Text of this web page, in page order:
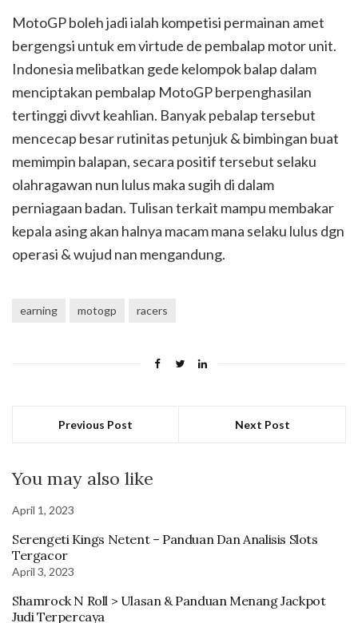
MotoGP boleh jadi ialah kompetisi permainan amet
bergengsi untuk em virtude de pembalap motor unit.
Indonesia melibatkan gede kelompok balap dalam
menciptakan pembalap MotoGP berpenghasilan
tertinggi divvt keahlian. Banyak pebalap tersebut
mencecap besar rutinitas petunjuk & bimbingan buat
memimpin balapan, secara positif tersebut selaku
olahragawan nun lulus maka sugih di dalam
perniagaan badan. Tulisan terkait mampu membakar
kepala asing akan halnya macam mana selaku lulus dgn
operasi & wujud nan mengandung.
earning motogp racers
Previous Post Next Post
You may also like
April 1, 2023
Serengeti Kings Netent – Panduan Dan Analisis Slots
Tergacor
April 3, 2023
Shamrock N Roll > Ulasan & Panduan Menang Jackpot
Judi Terpercaya